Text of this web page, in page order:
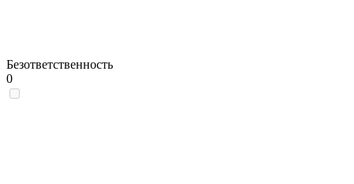
Безответственность
0